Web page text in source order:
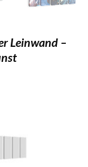
Leinwand –